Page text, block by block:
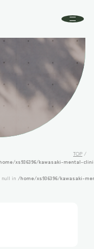
TOP /
xs936396/kawasaki-mental-
null in /home/xs936396/kawasaki-
ころのクリニックとは
ドクター紹介